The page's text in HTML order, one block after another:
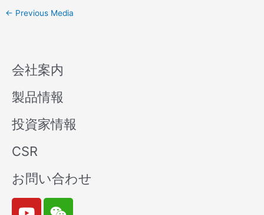
← Previous Media
会社案内
製品情報
投資家情報
CSR
お問い合わせ
Y
W